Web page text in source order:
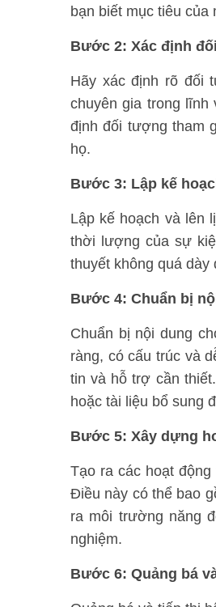
bạn biết mục tiêu của
Bước 2: Xác định
Hãy xác định rõ đối
chuyên gia trong
định đối tượng tham
họ.
Bước 3: Lập kế
Lập kế hoạch và lên
thời lượng của sự
thuyết không quá
Bước 4: Chuẩn bị
Chuẩn bị nội dung
ràng, có cấu trúc và
tin và hỗ trợ cần
hoặc tài liệu bổ sung
Bước 5: Xây dựng
Tạo ra các hoạt
Điều này có thể bao
ra môi trường năng
nghiệm.
Bước 6: Quảng bá